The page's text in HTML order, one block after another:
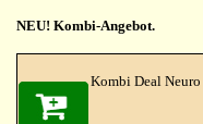
NEU! Kombi-Angebot.
Kombi Deal